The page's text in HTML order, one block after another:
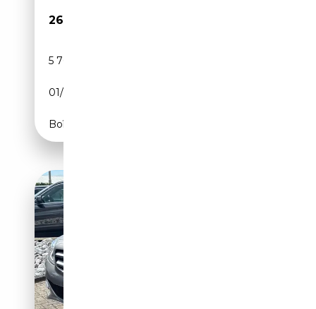
26 880€
5 762 km
01/2022
Boîte automatique